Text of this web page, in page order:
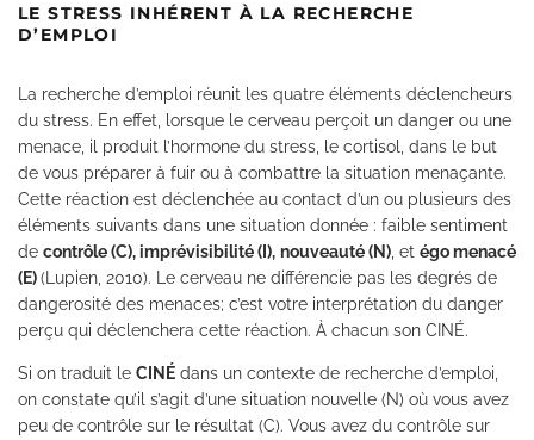
LE STRESS INHÉRENT À LA RECHERCHE
D’EMPLOI
La recherche d’emploi réunit les quatre éléments déclencheurs
du stress. En effet, lorsque le cerveau perçoit un danger ou une
menace, il produit l’hormone du stress, le cortisol, dans le but
de vous préparer à fuir ou à combattre la situation menaçante.
Cette réaction est déclenchée au contact d’un ou plusieurs des
éléments suivants dans une situation donnée : faible sentiment
de contrôle (C), imprévisibilité (I), nouveauté (N) , et égo menacé
(E)(Lupien, 2010). Le cerveau ne différencie pas les degrés de
dangerosité des menaces; c’est votre interprétation du danger
perçu qui déclenchera cette réaction. À chacun son CINÉ.
Si on traduit le CINÉ dans un contexte de recherche d’emploi,
on constate qu’il s’agit d’une situation nouvelle (N) où vous avez
peu de contrôle sur le résultat (C). Vous avez du contrôle sur